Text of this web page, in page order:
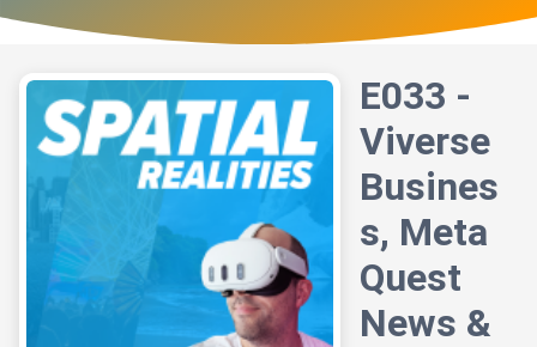
E033 -
Viverse
Busines
s, Meta
Quest
News &